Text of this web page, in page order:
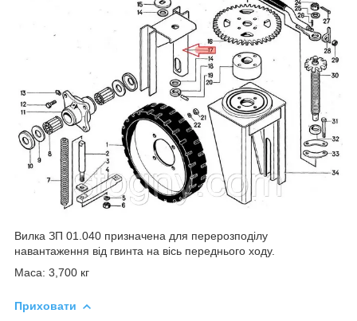
Вилка ЗП 01.040 призначена для перерозподілу
навантаження від гвинта на вісь переднього ходу.
Маса: 3,700 кг
Приховати